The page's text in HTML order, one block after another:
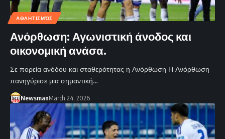
ΑΘΛΗΤΙΣΜΌΣ
Ανόρθωση: Αγωνιστική άνοδος και
οικονομική ανάσα.
Σε πορεία ανόδου και σταθερότητας η Ανόρθωση Η Ανόρθωση
πανηγύρισε μια σημαντική…
NewsmanMarch 24, 2026